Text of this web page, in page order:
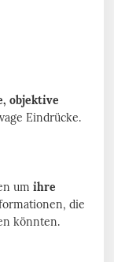
objektive
Eindrücke.
umihre
die
könnten.